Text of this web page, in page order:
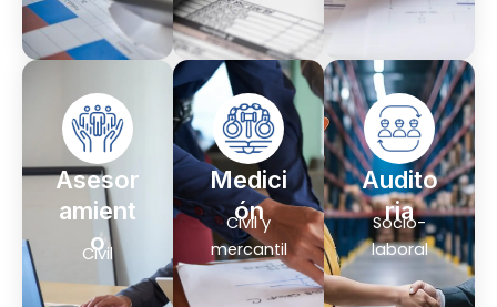
Asesor
amient
o
Civil
Medici
ón
Civil y
mercantil
Audito
ria
Socio-
laboral